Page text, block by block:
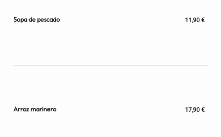
Sopa de pescado 11,90 €
Arroz marinero 17,90 €